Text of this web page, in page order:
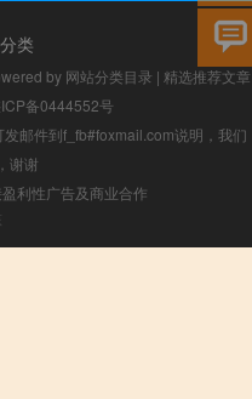
类
by 网站分类目录 | 精选推荐文章
备0444552号
邮件到f_fb#foxmail.com说明，我们
谢谢
利性广告及商业合作